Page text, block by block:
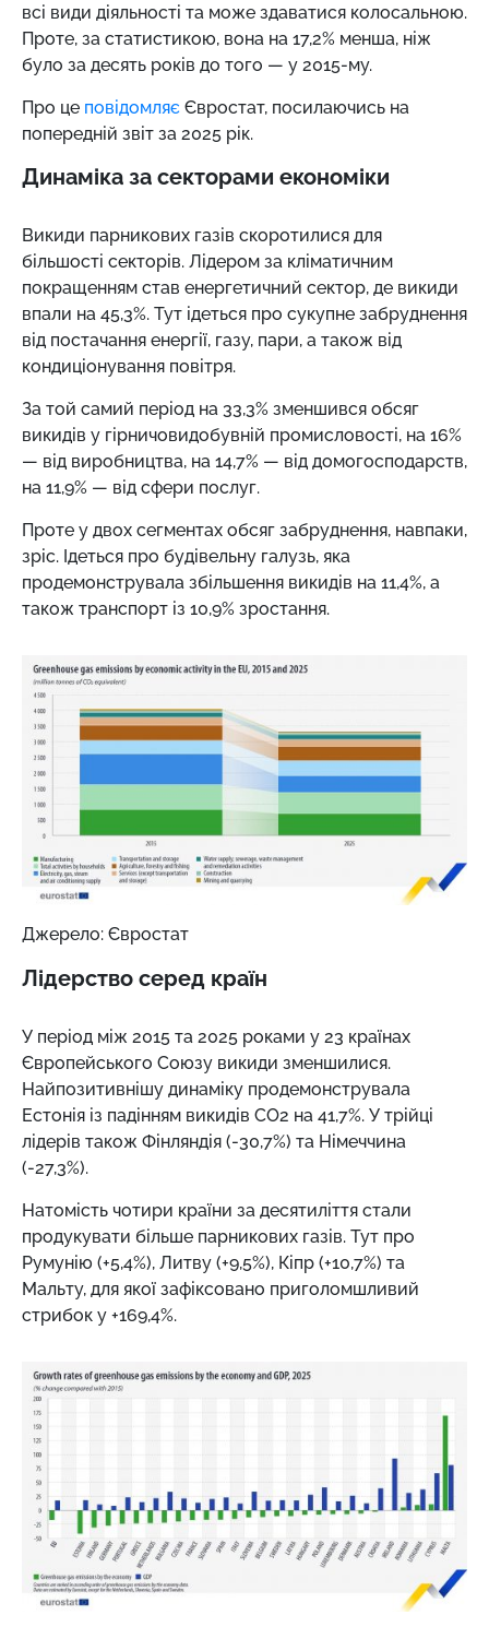
всі види діяльності та може здаватися колосальною.
Проте, за статистикою, вона на 17,2% менша, ніж
було за десять років до того — у 2015-му.
Про це повідомляє Євростат, посилаючись на
попередній звіт за 2025 рік.
Динаміка за секторами економіки
Викиди парникових газів скоротилися для
більшості секторів. Лідером за кліматичним
покращенням став енергетичний сектор, де викиди
впали на 45,3%. Тут ідеться про сукупне забруднення
від постачання енергії, газу, пари, а також від
кондиціонування повітря.
За той самий період на 33,3% зменшився обсяг
викидів у гірничовидобувній промисловості, на 16%
— від виробництва, на 14,7% — від домогосподарств,
на 11,9% — від сфери послуг.
Проте у двох сегментах обсяг забруднення, навпаки,
зріс. Ідеться про будівельну галузь, яка
продемонструвала збільшення викидів на 11,4%, а
також транспорт із 10,9% зростання.
Джерело: Євростат
Лідерство серед країн
У період між 2015 та 2025 роками у 23 країнах
Європейського Союзу викиди зменшилися.
Найпозитивнішу динаміку продемонструвала
Естонія із падінням викидів СО2 на 41,7%. У трійці
лідерів також Фінляндія (-30,7%) та Німеччина
(-27,3%).
Натомість чотири країни за десятиліття стали
продукувати більше парникових газів. Тут про
Румунію (+5,4%), Литву (+9,5%), Кіпр (+10,7%) та
Мальту, для якої зафіксовано приголомшливий
стрибок у +169,4%.